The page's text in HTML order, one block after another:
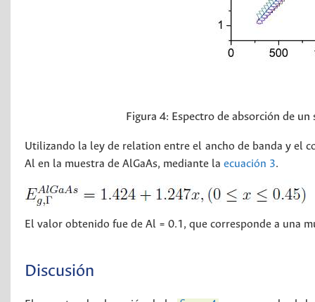
Figura 4: Espectro de absorción de
Utilizando la ley de relation entre el ancho de banda y el
Al en la muestra de AlGaAs, mediante la ecuación 3.
El valor obtenido fue de Al = 0.1, que corresponde a una
Discusión